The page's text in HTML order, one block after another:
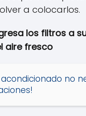
a colocarlos.
los filtros a
aire fresco
no